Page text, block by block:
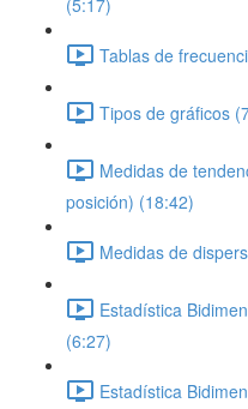
(5:17)
Tablas de
Tipos de gráficos
Medidas de
posición) (18:42)
Medidas de
Estadística
(6:27)
Estadística